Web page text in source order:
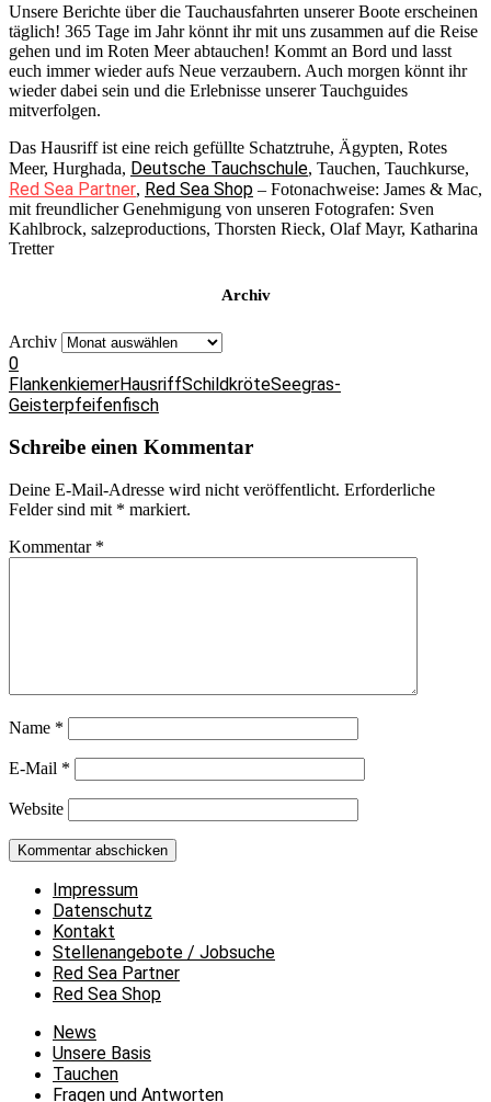
Unsere Berichte über die Tauchausfahrten unserer Boote erscheinen
täglich! 365 Tage im Jahr könnt ihr mit uns zusammen auf die Reise
gehen und im Roten Meer abtauchen! Kommt an Bord und lasst
euch immer wieder aufs Neue verzaubern. Auch morgen könnt ihr
wieder dabei sein und die Erlebnisse unserer Tauchguides
mitverfolgen.
Das Hausriff ist eine reich gefüllte Schatztruhe, Ägypten, Rotes
Meer, Hurghada, Deutsche Tauchschule, Tauchen, Tauchkurse,
Red Sea Partner, Red Sea Shop – Fotonachweise: James & Mac,
mit freundlicher Genehmigung von unseren Fotografen: Sven
Kahlbrock, salzeproductions, Thorsten Rieck, Olaf Mayr, Katharina
Tretter
Archiv
Archiv
0
FlankenkiemerHausriffSchildkröteSeegras-
Geisterpfeifenfisch
Schreibe einen Kommentar
Deine E-Mail-Adresse wird nicht veröffentlicht. Erforderliche
Felder sind mit * markiert.
Kommentar *
Name *
E-Mail *
Website
Impressum
Datenschutz
Kontakt
Stellenangebote / Jobsuche
Red Sea Partner
Red Sea Shop
News
Unsere Basis
Tauchen
Fragen und Antworten